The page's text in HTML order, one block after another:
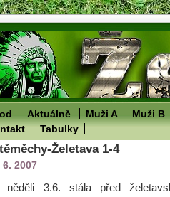
Aktuálně Muži A Muži B
Tabulky
Želetava 1-4
6. 2007
něděli 3.6. stála před